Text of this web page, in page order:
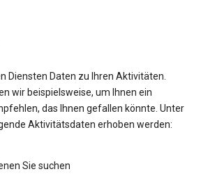
Diensten Daten zu Ihren Aktivitäten.
wir beispielsweise, um Ihnen ein
das Ihnen gefallen könnte. Unter
Aktivitätsdaten erhoben werden:
Sie suchen